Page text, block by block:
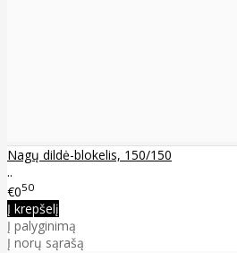
Nagų dildė-blokelis, 150/150
..
€050
Į krepšelį
Į palyginimą
Į norų sąrašą